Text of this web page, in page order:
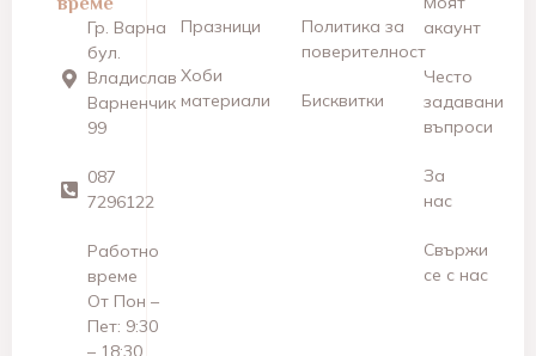
Гр. Варна
бул.
Владислав
Варненчик
99
087
7296122
Работно
време
От Пон –
Пет: 9:30
– 18:30
Празници
Хоби
материали
Политика за
поверителност
Бисквитки
акаунт
Често
задавани
въпроси
За
нас
Свържи
се с нас